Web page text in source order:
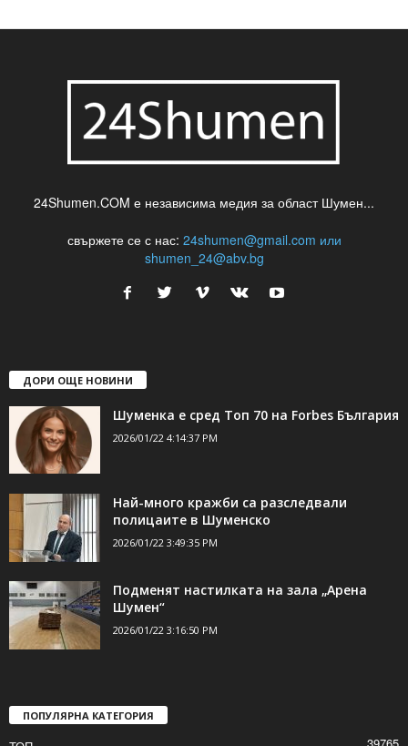
24Shumen.COM е независима медия за област Шумен...
свържете се с нас: 24shumen@gmail.com или
shumen_24@abv.bg
ДОРИ ОЩЕ НОВИНИ
Шуменка е сред Топ 70 на Forbes България
2026/01/22 4:14:37 PM
Най-много кражби са разследвали
полицаите в Шуменско
2026/01/22 3:49:35 PM
Подменят настилката на зала „Арена
Шумен“
2026/01/22 3:16:50 PM
ПОПУЛЯРНА КАТЕГОРИЯ